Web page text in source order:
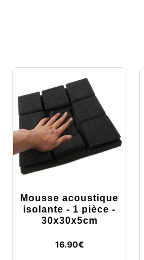
Mousse acoustique
isolante - 1 pièce -
30x30x5cm
16.90€